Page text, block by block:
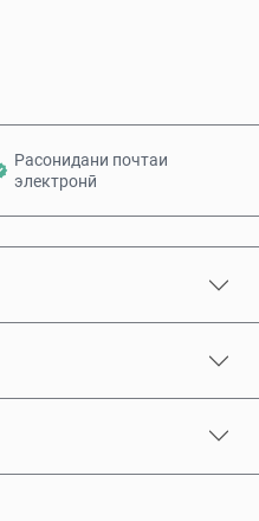
Расонидани почтаи
электронӣ